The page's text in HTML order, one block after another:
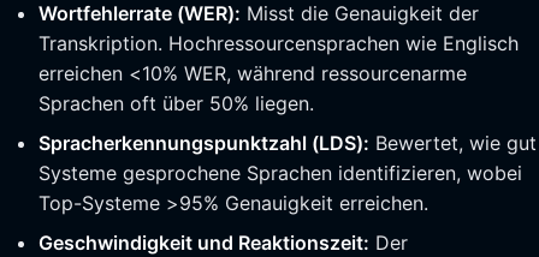
Wortfehlerrate (WER): Misst die Genauigkeit der
Transkription. Hochressourcensprachen wie Englisch
erreichen <10% WER, während ressourcenarme
Sprachen oft über 50% liegen.
Spracherkennungspunktzahl (LDS): Bewertet, wie gut
Systeme gesprochene Sprachen identifizieren, wobei
Top-Systeme >95% Genauigkeit erreichen.
Geschwindigkeit und Reaktionszeit: Der